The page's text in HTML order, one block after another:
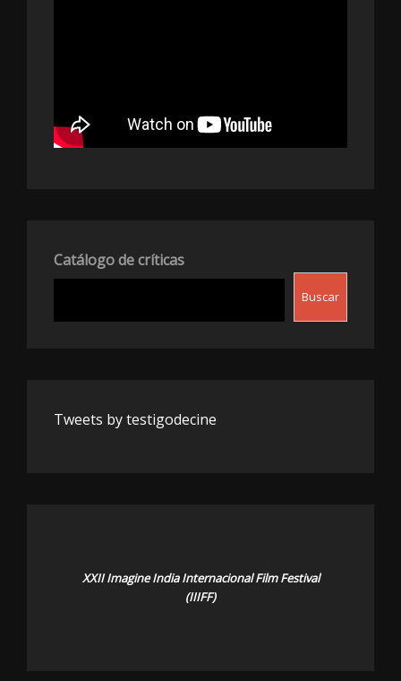
Catálogo de críticas
Buscar
Tweets by testigodecine
XXII Imagine India Internacional Film Festival
(IIIFF)